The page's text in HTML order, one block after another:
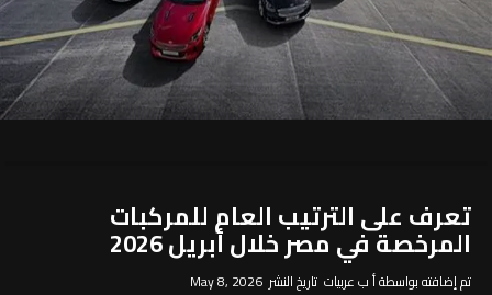
تعرف على الترتيب العام للمركبات
المرخصة في مصر خلال أبريل 2026
تم إضافته بواسطة أ ب عربيات تاريخ النشر May 8, 2026